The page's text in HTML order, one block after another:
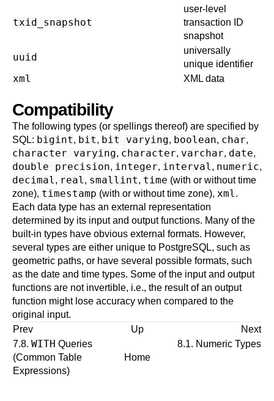
txid_snapshot
user-level
transaction ID
snapshot
uuid
universally
unique identifier
xml XML data
Compatibility
The following types (or spellings thereof) are specified by
SQL: bigint, bit, bit varying, boolean, char,
character varying, character, varchar, date,
double precision, integer, interval, numeric,
decimal, real, smallint, time (with or without time
zone), timestamp (with or without time zone), xml.
Each data type has an external representation
determined by its input and output functions. Many of the
built-in types have obvious external formats. However,
several types are either unique to PostgreSQL, such as
geometric paths, or have several possible formats, such
as the date and time types. Some of the input and output
functions are not invertible, i.e., the result of an output
function might lose accuracy when compared to the
original input.
Prev
Up
Next
7.8. WITH Queries
(Common Table
Expressions)
Home
8.1. Numeric Types